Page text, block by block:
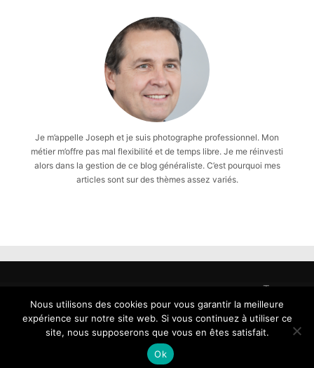
Je m’appelle Joseph et je suis photographe professionnel. Mon
métier m’offre pas mal flexibilité et de temps libre. Je me réinvesti
alors dans la gestion de ce blog généraliste. C’est pourquoi mes
articles sont sur des thèmes assez variés.
Tous
droits
reservés
-
Nous utilisons des cookies pour vous garantir la meilleure
expérience sur notre site web. Si vous continuez à utiliser ce
site, nous supposerons que vous en êtes satisfait.
Ok